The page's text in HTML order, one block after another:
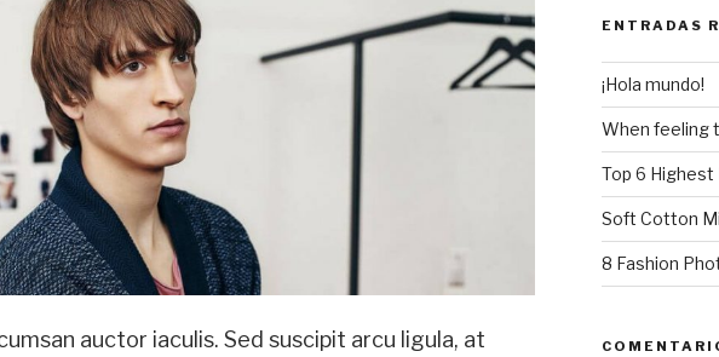
auctor iaculis. Sed suscipit arcu ligula, at
ENTRADAS
¡Hola mundo!
When feeling
Top 6 Highest
Soft Cotton
8 Fashion